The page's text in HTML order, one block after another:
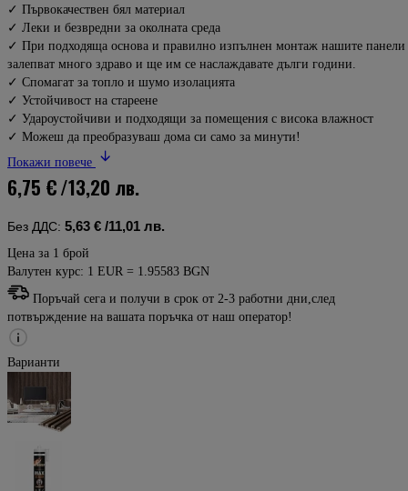
✓ Първокачествен бял материал
✓ Леки и безвредни за околната среда
✓ При подходяща основа и правилно изпълнен монтаж нашите панели
залепват много здраво и ще им се наслаждавате дълги години.
✓ Спомагат за топло и шумо изолацията
✓ Устойчивост на стареене
✓ Удароустойчиви и подходящи за помещения с висока влажност
✓ Можеш да преобразуваш дома си само за минути!
Покажи повече
6,75 €/13,20 лв.
Без ДДС: 5,63 € /11,01 лв.
Цена за 1 брой
Валутен курс: 1 EUR = 1.95583 BGN
Поръчай сега и получи в срок от 2-3 работни дни,след
потвърждение на вашата поръчка от наш оператор!
Варианти